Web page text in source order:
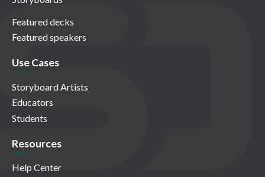
Featured decks
Featured speakers
Use Cases
Storyboard Artists
Educators
Students
Resources
Help Center